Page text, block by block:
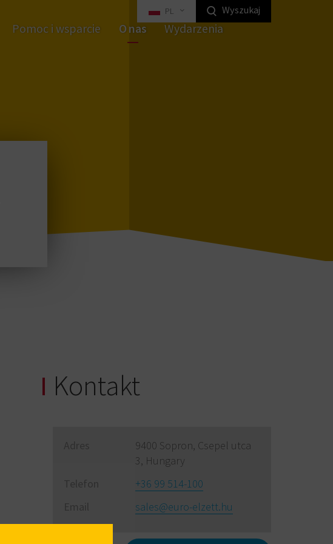
Pomoc i wsparcie O nas Wydarzenia
PL Wyszukaj
Kontakt
9400 Sopron, Csepel utca
3, Hungary
+36 99 514-100
sales@euro-elzett.hu